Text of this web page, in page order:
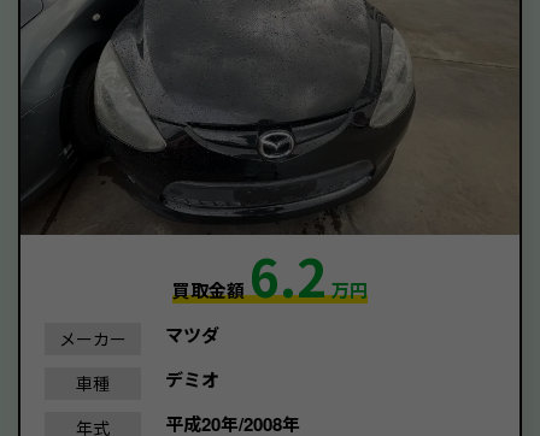
買取金額6.2万円
メーカー マツダ
車種 デミオ
年式 平成20年/2008年